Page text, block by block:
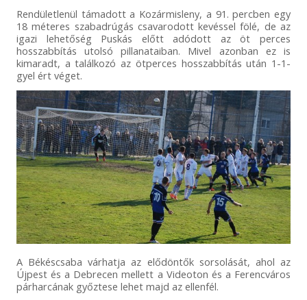
Rendületlenül támadott a Kozármisleny, a 91. percben egy
18 méteres szabadrúgás csavarodott kevéssel fölé, de az
igazi lehetőség Puskás előtt adódott az öt perces
hosszabbítás utolsó pillanataiban. Mivel azonban ez is
kimaradt, a találkozó az ötperces hosszabbítás után 1-1-
gyel ért véget.
A Békéscsaba várhatja az elődöntők sorsolását, ahol az
Újpest és a Debrecen mellett a Videoton és a Ferencváros
párharcának győztese lehet majd az ellenfél.